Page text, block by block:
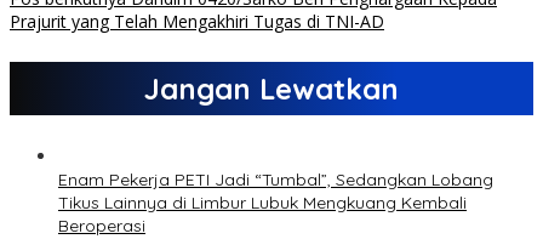
Prajurit yang Telah Mengakhiri Tugas di TNI-AD
Jangan Lewatkan
Enam Pekerja PETI Jadi “Tumbal”, Sedangkan Lobang
Tikus Lainnya di Limbur Lubuk Mengkuang Kembali
Beroperasi